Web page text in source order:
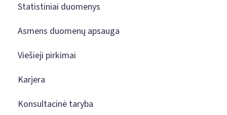
Statistiniai duomenys
Asmens duomenų apsauga
Viešieji pirkimai
Karjera
Konsultacinė taryba